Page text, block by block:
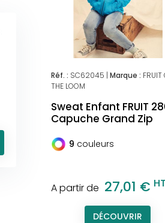
Réf. : SC62045 | Marque : FRUIT
THE LOOM
Sweat Enfant FRUIT
Capuche Grand Zip
9 couleurs
A partir de 27,01 € HT
DÉCOUVRIR